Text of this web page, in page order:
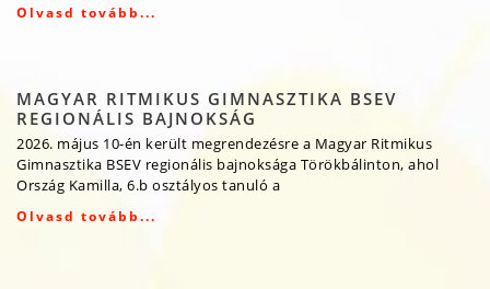
Olvasd tovább...
MAGYAR RITMIKUS GIMNASZTIKA BSEV
REGIONÁLIS BAJNOKSÁG
2026. május 10-én került megrendezésre a Magyar Ritmikus
Gimnasztika BSEV regionális bajnoksága Törökbálinton, ahol
Ország Kamilla, 6.b osztályos tanuló a
Olvasd tovább...